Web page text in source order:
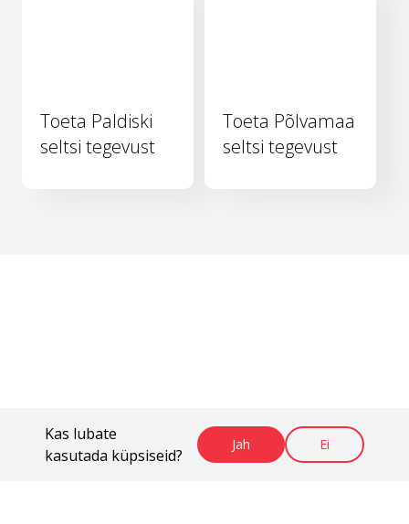
Kas lubate
kasutada küpsiseid?
Jah Ei
Toeta Paldiski
seltsi tegevust
Toeta Põlvamaa
seltsi tegevust